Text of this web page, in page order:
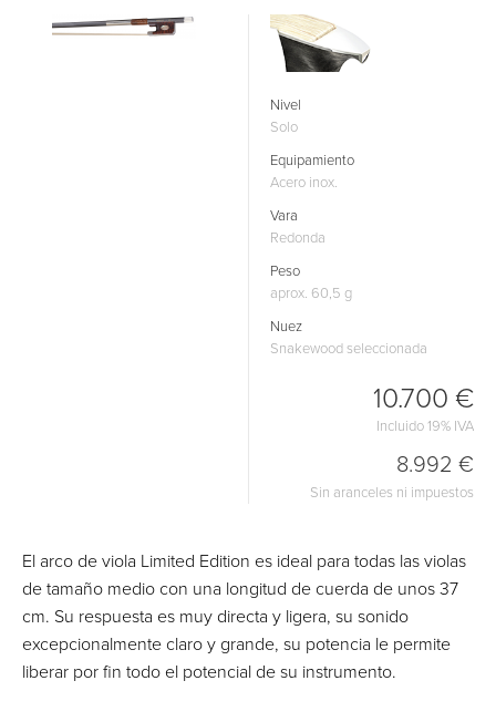
Nivel
Solo
Equipamiento
Acero inox.
Vara
Redonda
Peso
aprox. 60,5 g
Nuez
Snakewood seleccionada
10.700 €
Incluido 19% IVA
8.992 €
Sin aranceles ni impuestos
El arco de viola Limited Edition es ideal para todas las violas
de tamaño medio con una longitud de cuerda de unos 37
cm. Su respuesta es muy directa y ligera, su sonido
excepcionalmente claro y grande, su potencia le permite
liberar por fin todo el potencial de su instrumento.